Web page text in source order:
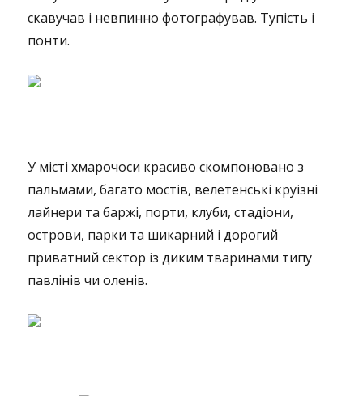
скавучав і невпинно фотографував. Тупість і
понти.
У місті хмарочоси красиво скомпоновано з
пальмами, багато мостів, велетенські круізні
лайнери та баржі, порти, клуби, стадіони,
острови, парки та шикарний і дорогий
приватний сектор із диким тваринами типу
павлінів чи оленів.